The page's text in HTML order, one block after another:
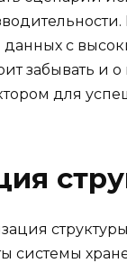
с
забывать и
для
системы